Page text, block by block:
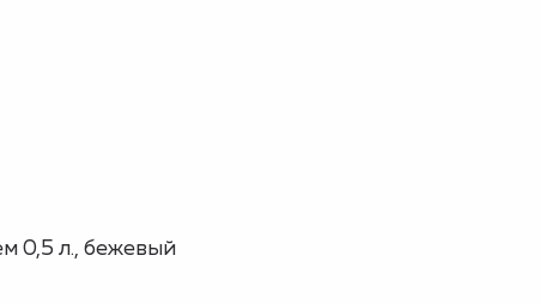
0,5 л., бежевый